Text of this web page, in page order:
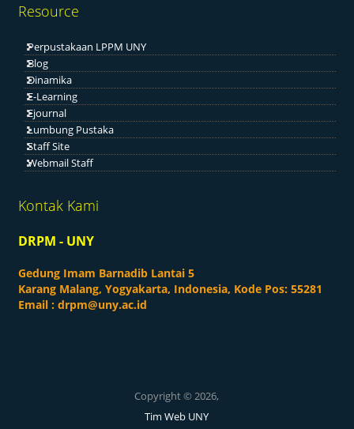
Resource
Perpustakaan LPPM UNY
Blog
Dinamika
E-Learning
Ejournal
Lumbung Pustaka
Staff Site
Webmail Staff
Kontak Kami
DRPM - UNY
Gedung Imam Barnadib Lantai 5
Karang Malang, Yogyakarta, Indonesia, Kode Pos: 55281
Email :drpm@uny.ac.id
Copyright © 2026,
Tim Web UNY